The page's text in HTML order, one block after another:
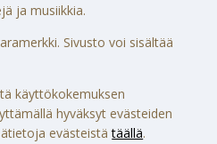
ja musiikkia.
Sivusto voi sisältää
käyttökokemuksen
hyväksyt evästeiden
evästeistätäällä.